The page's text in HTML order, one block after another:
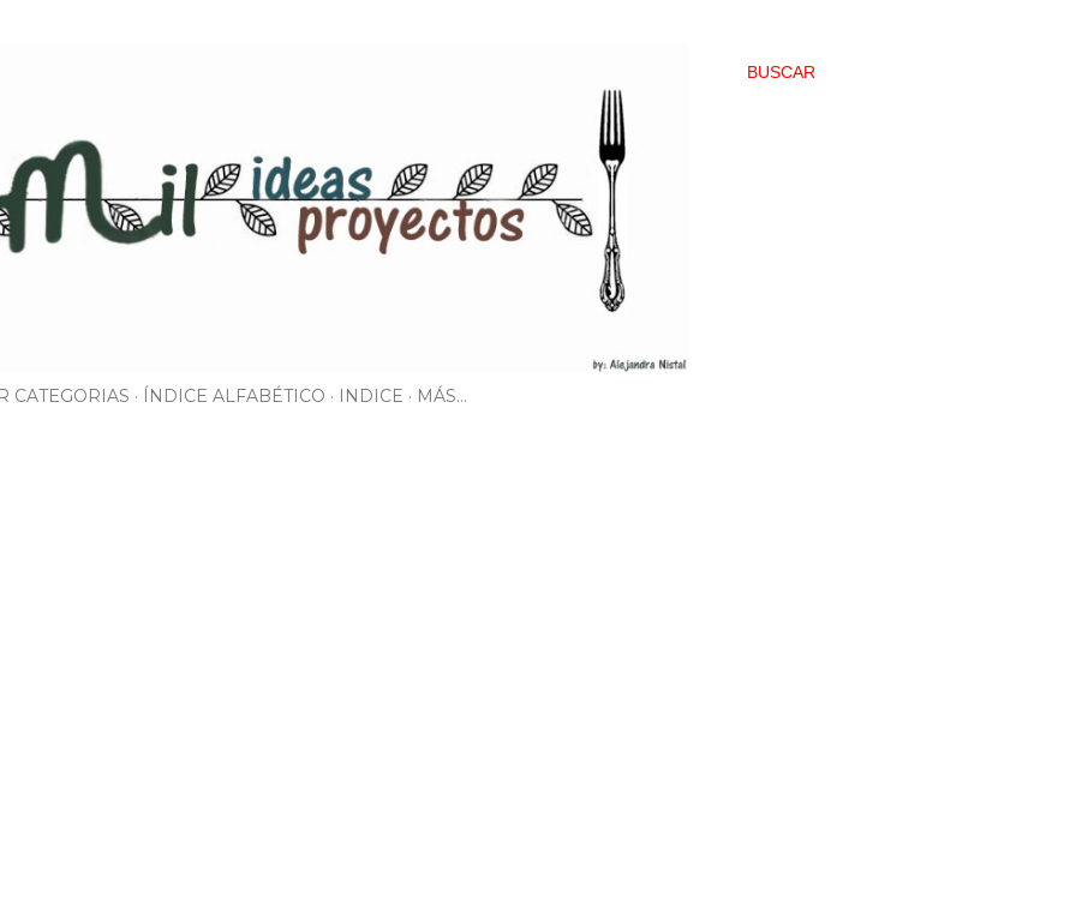
BUSCAR
CATEGORIAS ÍNDICE ALFABÉTICO INDICE MÁS…